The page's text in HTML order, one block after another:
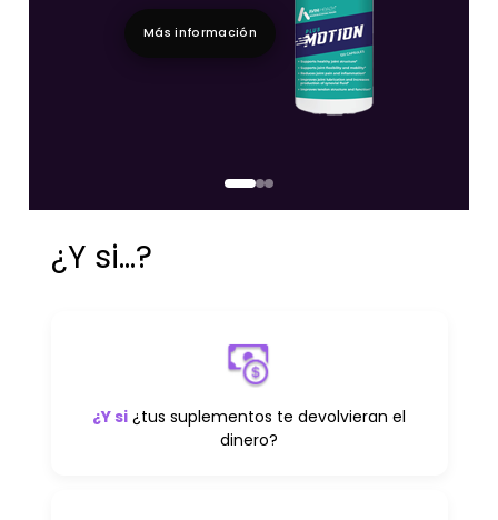
Más información
¿Y si...?
¿Y si ¿tus suplementos te devolvieran el
dinero?